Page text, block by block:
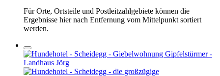
Für Orte, Ortsteile und Postleitzahlgebiete können die
Ergebnisse hier nach Entfernung vom Mittelpunkt sortiert
werden.